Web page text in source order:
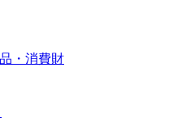
・消費財